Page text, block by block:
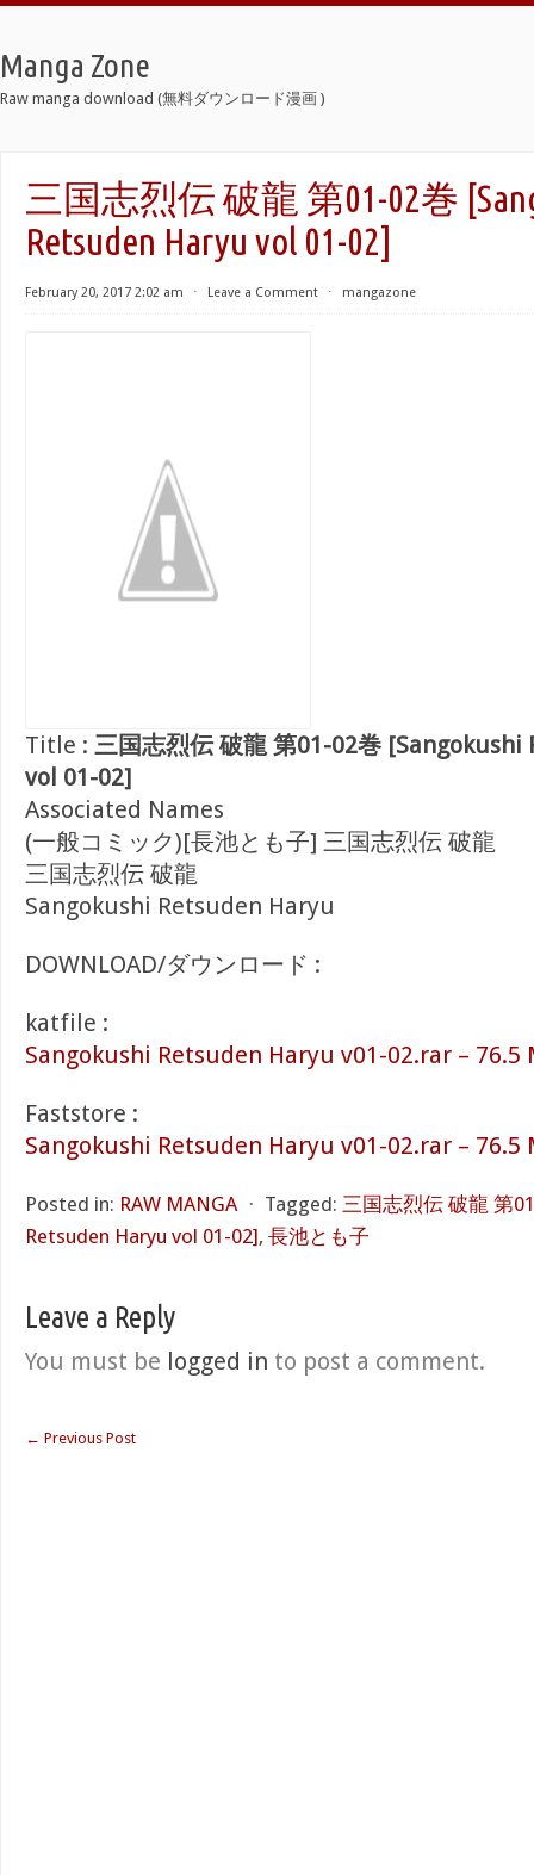
Manga Zone
Raw manga download (無料ダウンロード漫画 )
三国志烈伝 破龍 第01-02巻
Retsuden Haryu vol 01-02]
February 20, 2017 2:02 am ⋅ Leave a Comment ⋅ mangazone
Title : 三国志烈伝 破龍 第01-02巻
vol 01-02]
Associated Names
(一般コミック)[長池とも子] 三国志烈伝 破龍
三国志烈伝 破龍
Sangokushi Retsuden Haryu
DOWNLOAD/ダウンロード :
katfile :
Sangokushi Retsuden Haryu v01-02.rar – 76.5
Faststore :
Sangokushi Retsuden Haryu v01-02.rar – 76.5
Posted in: RAW MANGA ⋅ Tagged: 三国志烈伝 破龍 第
Retsuden Haryu vol 01-02], 長池とも子
Leave a Reply
You must be logged in to post a comment.
← Previous Post